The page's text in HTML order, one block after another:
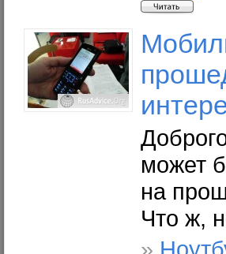
может
на
Что ж,